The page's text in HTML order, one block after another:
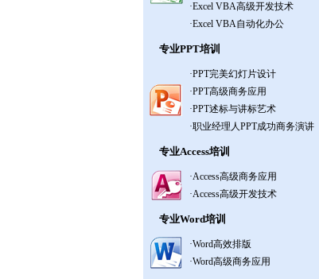
·Excel VBA高级开发技术
·Excel VBA自动化办公
专业PPT培训
·PPT完美幻灯片设计
·PPT高级商务应用
·PPT述标与讲标艺术
·职业经理人PPT成功商务演讲
专业Access培训
·Access高级商务应用
·Access高级开发技术
专业Word培训
·Word高效排版
·Word高级商务应用